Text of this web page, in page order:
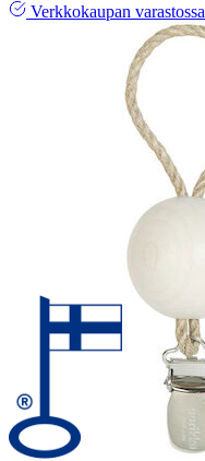
Verkkokaupan varastossa